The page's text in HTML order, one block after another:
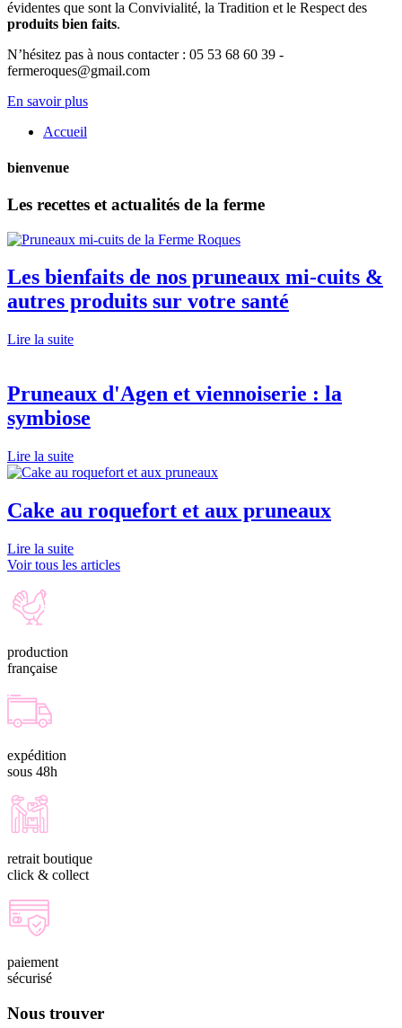
évidentes que sont la Convivialité, la Tradition et le Respect des
produits bien faits.
N’hésitez pas à nous contacter : 05 53 68 60 39 -
fermeroques@gmail.com
En savoir plus
Accueil
bienvenue
Les recettes et actualités de la ferme
Les bienfaits de nos pruneaux mi-cuits &
autres produits sur votre santé
Lire la suite
Pruneaux d'Agen et viennoiserie : la
symbiose
Lire la suite
Cake au roquefort et aux pruneaux
Lire la suite
Voir tous les articles
production
française
expédition
sous 48h
retrait boutique
click & collect
paiement
sécurisé
Nous trouver